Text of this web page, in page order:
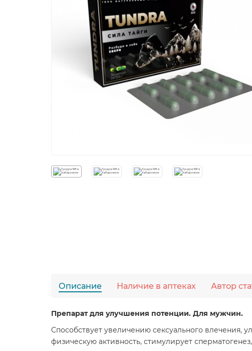
Описание Наличие в аптеках Автор
Препарат для улучшения потенции. Для мужчин.
Способствует увеличению сексуального влечения,
физическую активность, стимулирует